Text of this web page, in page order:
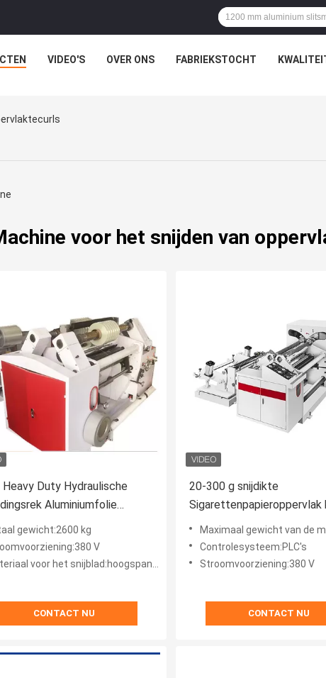
VIDEO'S OVER ONS FABRIEKSTOCHT
voor het snijden van
Heavy Duty Hydraulische
Aluminiumfolie
papier snij- en
gewicht:2600 kg
V
voor het snijblad:hoogspanningsstaal
CONTACT NU
20-300 g snijdikte
Sigarettenpapieroppervlak
snijmachine 5 mm
Maximaal gewicht van de
Controlesysteem:PLC's
Stroomvoorziening:380 V
CONTACT NU